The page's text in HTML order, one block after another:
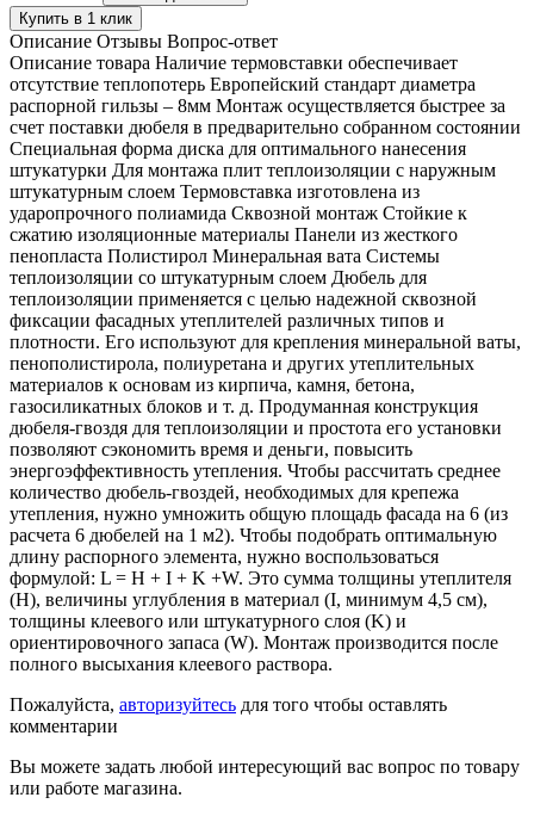
Купить в 1 клик
Описание Отзывы Вопрос-ответ
Описание товара Наличие термовставки обеспечивает
отсутствие теплопотерь Европейский стандарт диаметра
распорной гильзы – 8мм Монтаж осуществляется быстрее за
счет поставки дюбеля в предварительно собранном состоянии
Специальная форма диска для оптимального нанесения
штукатурки Для монтажа плит теплоизоляции с наружным
штукатурным слоем Термовставка изготовлена из
ударопрочного полиамида Сквозной монтаж Стойкие к
сжатию изоляционные материалы Панели из жесткого
пенопласта Полистирол Минеральная вата Системы
теплоизоляции со штукатурным слоем Дюбель для
теплоизоляции применяется с целью надежной сквозной
фиксации фасадных утеплителей различных типов и
плотности. Его используют для крепления минеральной ваты,
пенополистирола, полиуретана и других утеплительных
материалов к основам из кирпича, камня, бетона,
газосиликатных блоков и т. д. Продуманная конструкция
дюбеля-гвоздя для теплоизоляции и простота его установки
позволяют сэкономить время и деньги, повысить
энергоэффективность утепления. Чтобы рассчитать среднее
количество дюбель-гвоздей, необходимых для крепежа
утепления, нужно умножить общую площадь фасада на 6 (из
расчета 6 дюбелей на 1 м2). Чтобы подобрать оптимальную
длину распорного элемента, нужно воспользоваться
формулой: L = H + I + K +W. Это сумма толщины утеплителя
(H), величины углубления в материал (I, минимум 4,5 см),
толщины клеевого или штукатурного слоя (K) и
ориентировочного запаса (W). Монтаж производится после
полного высыхания клеевого раствора.
Пожалуйста, авторизуйтесь для того чтобы оставлять
комментарии
Вы можете задать любой интересующий вас вопрос по товару
или работе магазина.